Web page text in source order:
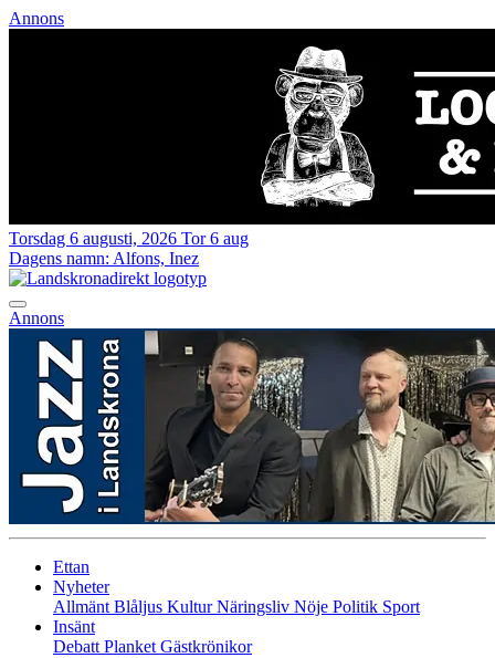
Annons
Torsdag 6 augusti, 2026 Tor 6 aug
Dagens namn: Alfons, Inez
Annons
Ettan
Nyheter
Allmänt Blåljus KulturNäringsliv Nöje Politik Sport
Insänt
Debatt Planket Gästkrönikor